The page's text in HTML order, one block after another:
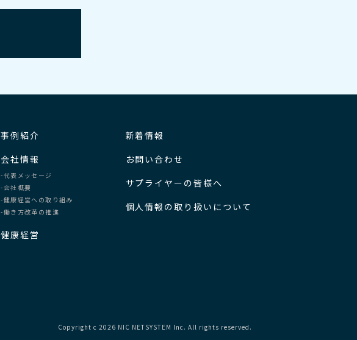
事例紹介
会社情報
-代表メッセージ
-会社概要
-健康経営への取り組み
-働き方改革の推進
健康経営
新着情報
お問い合わせ
サプライヤーの皆様へ
個人情報の取り扱いについて
Copyright c 2026 NIC NETSYSTEM Inc. All rights reserved.